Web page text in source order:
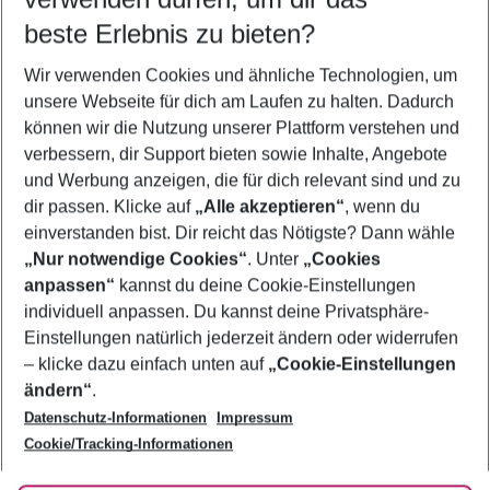
5-8 Nächte
2 Erwachsene Keine Kinder
Mehr Filter anzeigen
Footer
Footer navigation
Über uns
AGB
Bestpreisgarantie
Cookie-Einstellungen ändern
Cookie-Richtlinie
Agenturbetreuung
Barrierefreies Reisen
Folge uns
beste Erlebnis zu bieten?
Wir verwenden Cookies und ähnliche Technologien, um
unsere Webseite für dich am Laufen zu halten. Dadurch
können wir die Nutzung unserer Plattform verstehen und
verbessern, dir Support bieten sowie Inhalte, Angebote
und Werbung anzeigen, die für dich relevant sind und zu
dir passen. Klicke auf „Alle akzeptieren“, wenn du
einverstanden bist. Dir reicht das Nötigste? Dann wähle
„Nur notwendige Cookies“. Unter „Cookies
anpassen“ kannst du deine Cookie-Einstellungen
individuell anpassen. Du kannst deine Privatsphäre-
Einstellungen natürlich jederzeit ändern oder widerrufen
– klicke dazu einfach unten auf „Cookie-Einstellungen
ändern“.
Datenschutz-Informationen
Impressum
Cookie/Tracking-Informationen